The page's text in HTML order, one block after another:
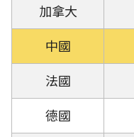
加拿大
中國
法國
德國